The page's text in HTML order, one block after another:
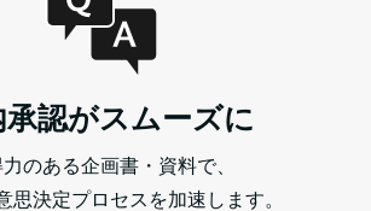
承認がスムーズに
のある企画書・資料で、
思決定プロセスを加速します。